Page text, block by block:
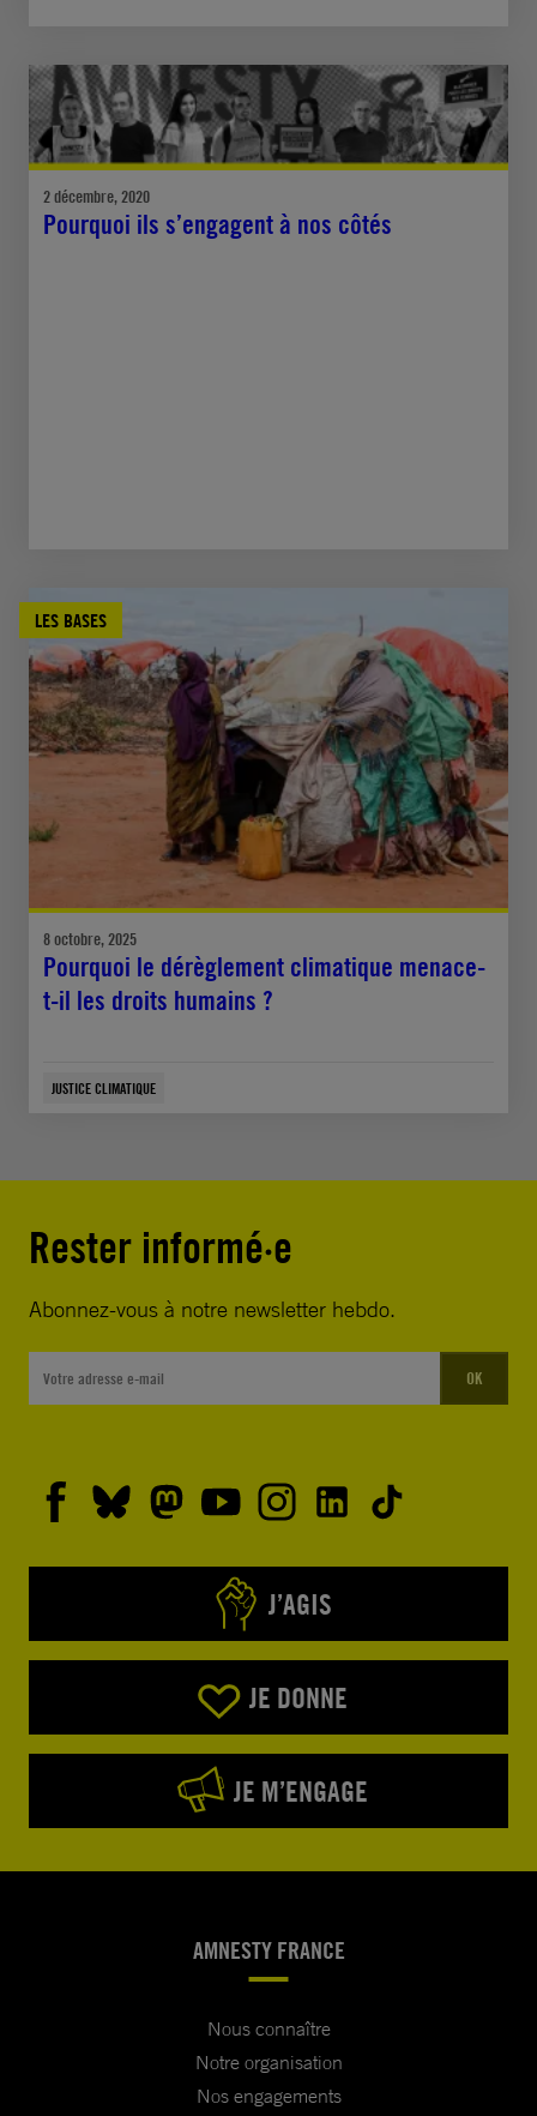
2 décembre, 2020
Pourquoi ils s’engagent à nos côtés
LES BASES
8 octobre, 2025
Pourquoi le dérèglement climatique menace-
t-il les droits humains ?
JUSTICE CLIMATIQUE
Rester informé·e
Abonnez-vous à notre newsletter hebdo.
OK
J’AGIS
JE DONNE
JE M’ENGAGE
AMNESTY FRANCE
Nous connaître
Notre organisation
Nos engagements